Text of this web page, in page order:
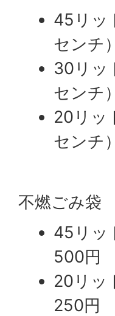
45リッ
センチ
30リッ
センチ
20リッ
センチ
不燃ごみ袋
45リッ
500円
20リッ
250円